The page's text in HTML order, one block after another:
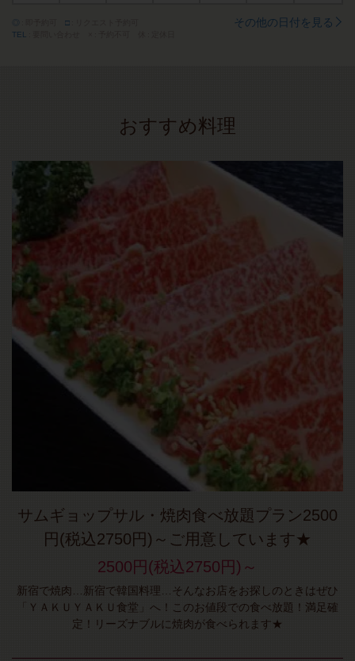
□
TEL
その他の日付を見る
おすすめ料理
サムギョップサル・焼肉食べ放題プラン2500
円(税込2750円)～ご用意しています★
2500円(税込2750円)～
新宿で焼肉…新宿で韓国料理…そんなお店をお探しのときはぜひ
「ＹＡＫＵＹＡＫＵ食堂」へ！このお値段での食べ放題！満足確
定！リーズナブルに焼肉が食べられます★